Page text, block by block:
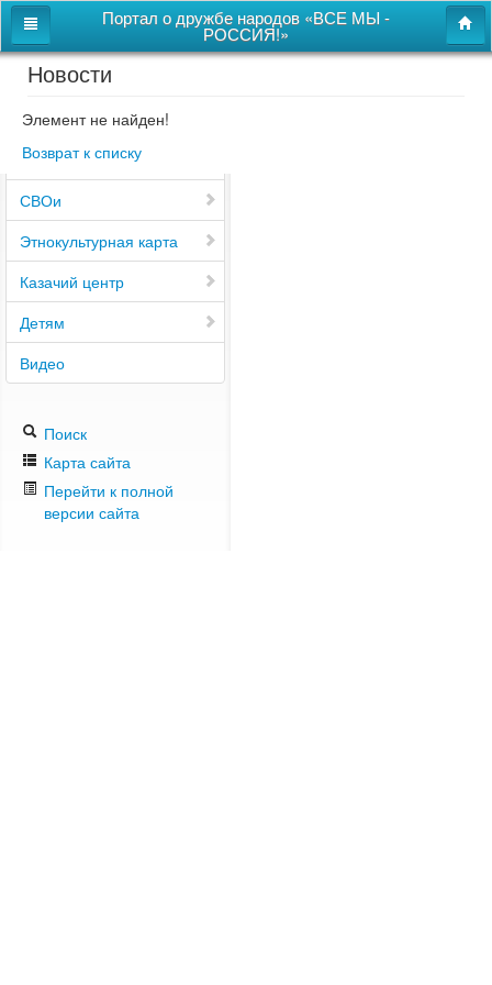
Портал о дружбе народов «ВСЕ МЫ -
РОССИЯ!»
Главная
Дом дружбы народов
Новости
СВОи
Этнокультурная карта
Казачий центр
Детям
Видео
Поиск
Карта сайта
Перейти к полной
версии сайта
Новости
Элемент не найден!
Возврат к списку